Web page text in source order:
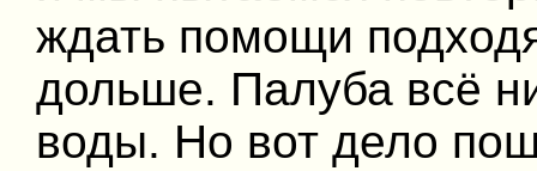
ждать помощи
дольше. Палуба всё
воды. Но вот дело